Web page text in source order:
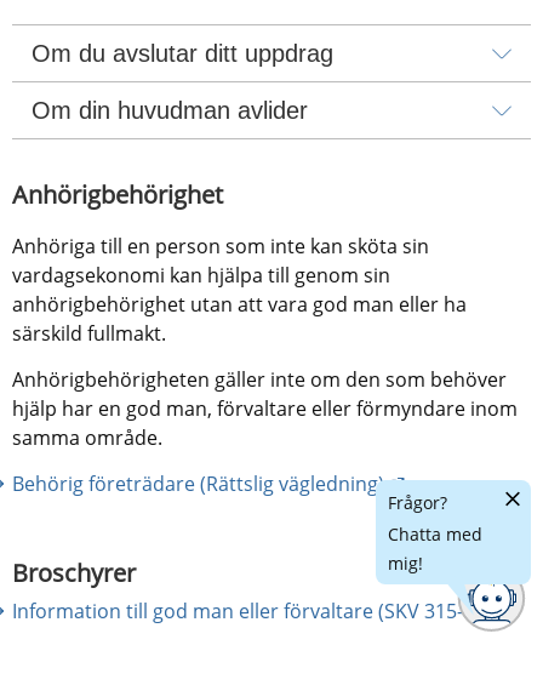
Om du avslutar ditt uppdrag
Om din huvudman avlider
Anhörigbehörighet
Anhöriga till en person som inte kan sköta sin
vardagsekonomi kan hjälpa till genom sin
anhörigbehörighet utan att vara god man eller ha
särskild fullmakt.
Anhörigbehörigheten gäller inte om den som behöver
hjälp har en god man, förvaltare eller förmyndare inom
samma område.
Behörig företrädare (Rättslig vägledning)
Länk till
Broschyrer
Information till god man eller förvaltare (SKV 315-10)
Frågor?
Chatta med
mig!
Dölj